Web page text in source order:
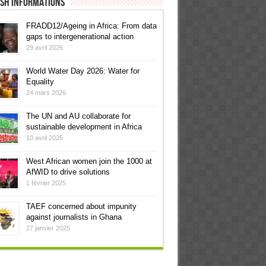
FRADD12/Ageing in Africa: From data
gaps to intergenerational action
29 avril 2026
World Water Day 2026: Water for
Equality
24 mars 2026
The UN and AU collaborate for
sustainable development in Africa
10 avril 2025
West African women join the 1000 at
AfWID to drive solutions
1 février 2025
TAEF concerned about impunity
against journalists in Ghana
27 janvier 2025